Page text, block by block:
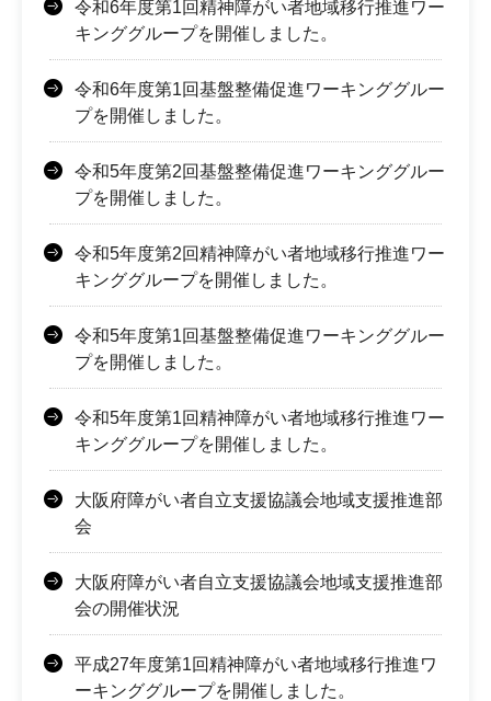
令和6年度第1回精神障がい者地域移行推進ワー
キンググループを開催しました。
令和6年度第1回基盤整備促進ワーキンググルー
プを開催しました。
令和5年度第2回基盤整備促進ワーキンググルー
プを開催しました。
令和5年度第2回精神障がい者地域移行推進ワー
キンググループを開催しました。
令和5年度第1回基盤整備促進ワーキンググルー
プを開催しました。
令和5年度第1回精神障がい者地域移行推進ワー
キンググループを開催しました。
大阪府障がい者自立支援協議会地域支援推進部
会
大阪府障がい者自立支援協議会地域支援推進部
会の開催状況
平成27年度第1回精神障がい者地域移行推進ワ
ーキンググループを開催しました。